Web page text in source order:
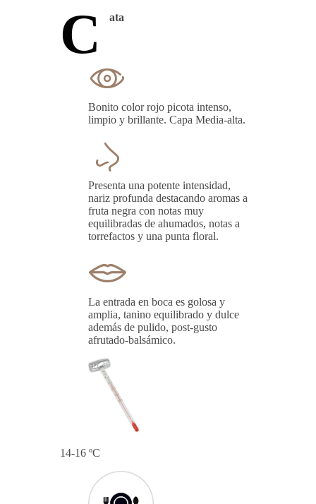
C ata
Bonito color rojo picota intenso,
limpio y brillante. Capa Media-alta.
Presenta una potente intensidad,
nariz profunda destacando aromas a
fruta negra con notas muy
equilibradas de ahumados, notas a
torrefactos y una punta floral.
La entrada en boca es golosa y
amplia, tanino equilibrado y dulce
además de pulido, post-gusto
afrutado-balsámico.
14-16 ºC